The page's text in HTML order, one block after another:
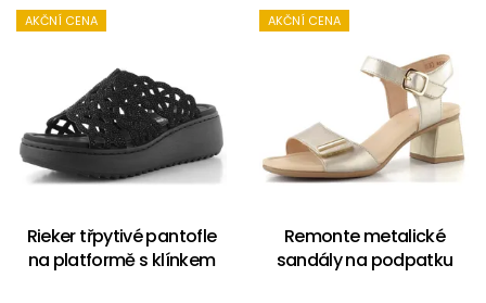
AKČNÍ CENA
Rieker třpytivé pantofle
na platformě s klínkem
AKČNÍ CENA
Remonte metalické
sandály na podpatku